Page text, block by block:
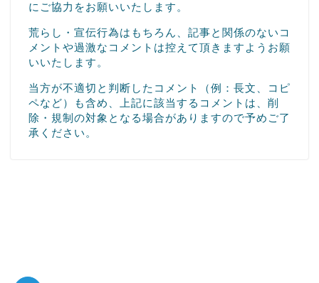
にご協力をお願いいたします。
荒らし・宣伝行為はもちろん、記事と関係のないコ
メントや過激なコメントは控えて頂きますようお願
いいたします。
当方が不適切と判断したコメント（例：長文、コピ
ペなど）も含め、上記に該当するコメントは、削
除・規制の対象となる場合がありますので予めご了
承ください。